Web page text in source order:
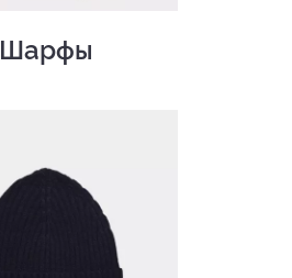
Шарфы